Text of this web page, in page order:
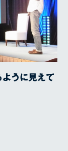
うに見えて